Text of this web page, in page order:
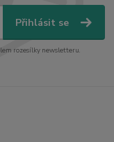
Přihlásit se
rozesílky newsletteru.